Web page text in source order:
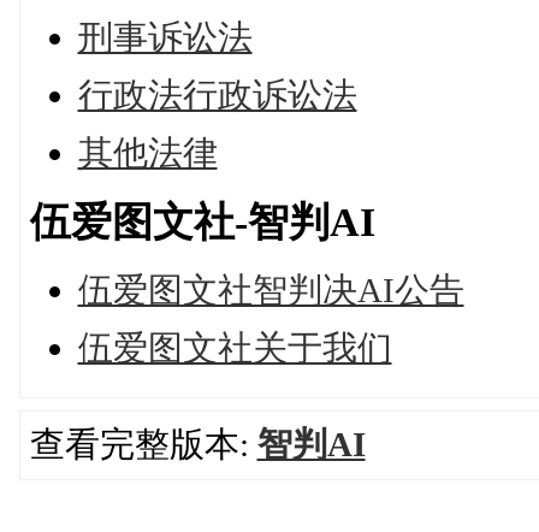
刑事诉讼法
行政法行政诉讼法
其他法律
伍爱图文社-智判AI
伍爱图文社智判决AI公告
伍爱图文社关于我们
查看完整版本: 智判AI